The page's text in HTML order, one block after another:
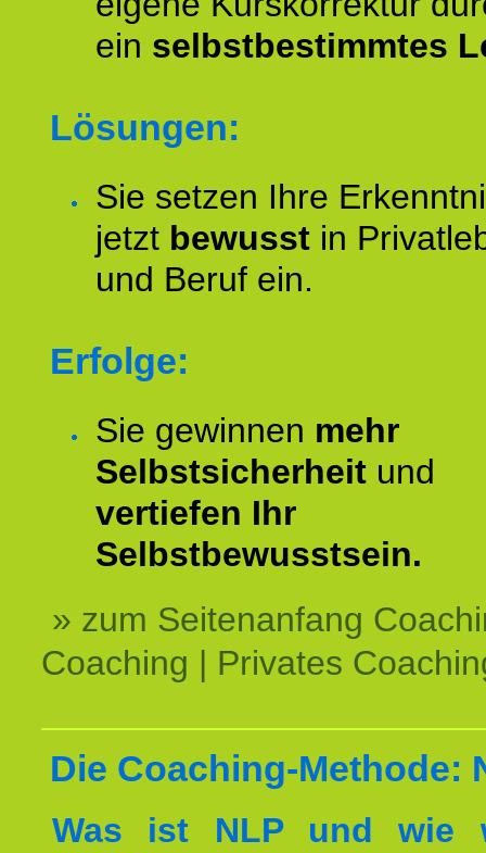
ein selbstbestimmtes
Lösungen:
Sie setzen Ihre
jetzt bewusst in
und Beruf ein.
Erfolge:
Sie gewinnen mehr
Selbstsicherheit und
vertiefen Ihr
Selbstbewusstsein.
» zum Seitenanfang
Coaching | Privates
Die Coaching-Methode:
Was ist NLP und wie